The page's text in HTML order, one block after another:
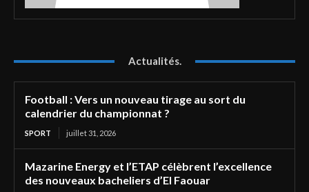
Actualités.
Football : Vers un nouveau tirage au sort du
calendrier du championnat ?
SPORT juillet 31, 2026
Mazarine Energy et l’ETAP célèbrent l’excellence
des nouveaux bacheliers d’El Faouar